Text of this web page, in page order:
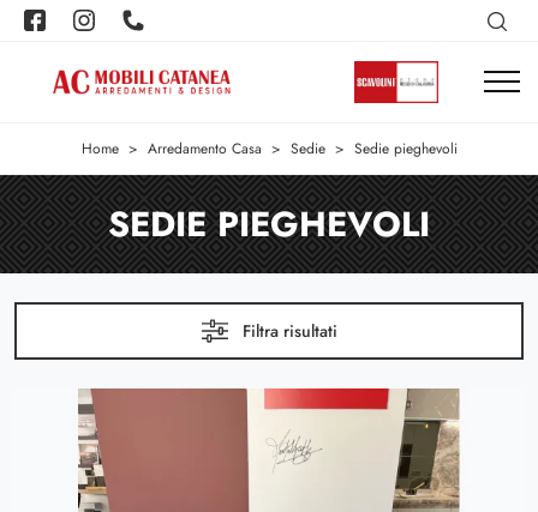
Home > Arredamento Casa > Sedie > Sedie pieghevoli
SEDIE PIEGHEVOLI
Filtra risultati